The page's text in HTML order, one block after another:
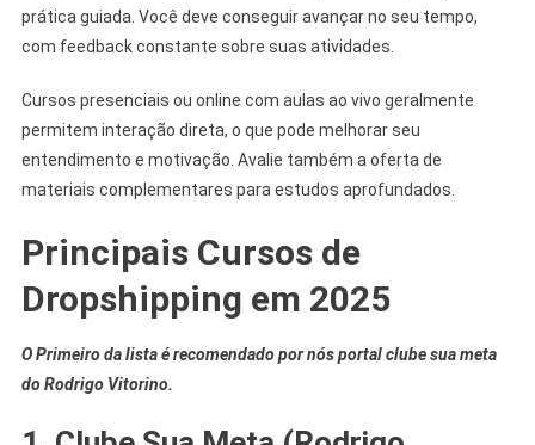
prática guiada. Você deve conseguir avançar no seu tempo,
com feedback constante sobre suas atividades.
Cursos presenciais ou online com aulas ao vivo geralmente
permitem interação direta, o que pode melhorar seu
entendimento e motivação. Avalie também a oferta de
materiais complementares para estudos aprofundados.
Principais Cursos de
Dropshipping em 2025
O Primeiro da lista é recomendado por nós portal clube sua meta
do Rodrigo Vitorino.